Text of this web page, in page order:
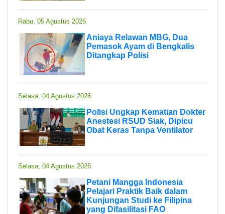
Rabu, 05 Agustus 2026
Aniaya Relawan MBG, Dua
Pemasok Ayam di Bengkalis
Ditangkap Polisi
Selasa, 04 Agustus 2026
Polisi Ungkap Kematian Dokter
Anestesi RSUD Siak, Dipicu
Obat Keras Tanpa Ventilator
Selasa, 04 Agustus 2026
Petani Mangga Indonesia
Pelajari Praktik Baik dalam
Kunjungan Studi ke Filipina
yang Difasilitasi FAO